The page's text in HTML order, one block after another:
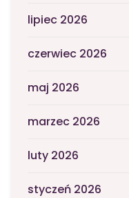
lipiec 2026
czerwiec 2026
maj 2026
marzec 2026
luty 2026
styczeń 2026